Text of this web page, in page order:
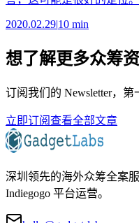
2020.02.29|10 min
想了解更多众筹资
订阅我们的 Newsletter，
立即订阅查看全部文章
深圳领先的海外众筹全案
Indiegogo 平台运营。